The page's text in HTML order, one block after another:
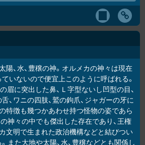
陽、水、豊穣の神。オルメカの神々は現在
いないので便宜上このように呼ばれる。
の眉に突出した鼻、Ｌ字型ないし凹型の目、
、ワニの四肢、鷲の鉤爪、ジャガーの牙に
特徴も幾つかあわせ持つ怪物の姿であら
神々の中でも傑出した存在であり、王権
文明で生まれた政治機構などと結びつい
また大地や太陽、水、豊穣などとも関係し